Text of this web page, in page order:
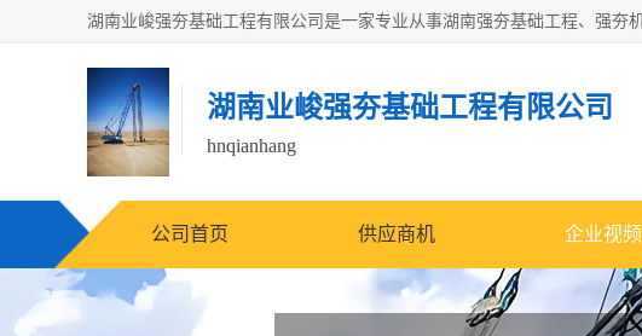
湖南业峻强夯基础工程有限公司
hnqianhang
公司首页 供应商机 企业视频